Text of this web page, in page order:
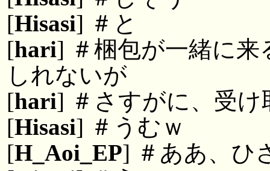
[Hisasi] ＃と
[hari] ＃梱包が一緒に
しれないが
[hari] ＃さすがに、受
[Hisasi] ＃うむｗ
[H_Aoi_EP] ＃ああ、ひ